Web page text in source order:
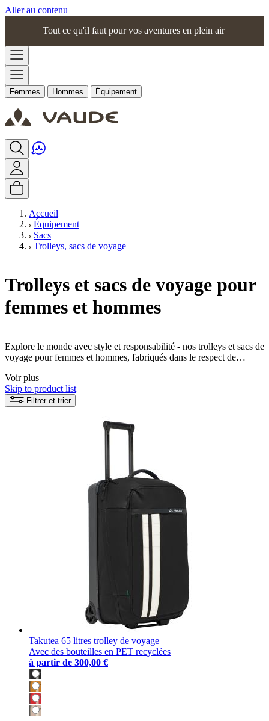
Aller au contenu
Tout ce qu'il faut pour vos aventures en plein air
Femmes Hommes Équipement
Accueil
Équipement
Sacs
Trolleys, sacs de voyage
Trolleys et sacs de voyage pour
femmes et hommes
Explore le monde avec style et responsabilité - nos trolleys et sacs de
voyage pour femmes et hommes, fabriqués dans le respect de
affaires de voyage, mais aussi une bonne conscience. Découvre par
toi-même les matériaux innovants et prouve que la durabilité est
également possible en voyage.
Voir plus
Skip to product list
Filtrer et trier
Takutea 65 litres trolley de voyage
Avec des bouteilles en PET recyclées
à partir de 300,00 €